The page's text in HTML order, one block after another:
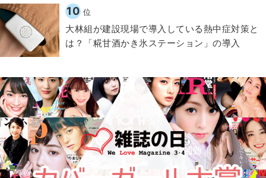
10 位
大林組が建設現場で導入している熱中症対策と
は？「糀甘酒かき氷ステーション」の導入